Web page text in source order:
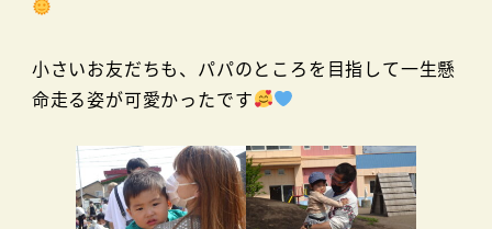
小さいお友だちも、パパのところを目指して一生懸
命走る姿が可愛かったです